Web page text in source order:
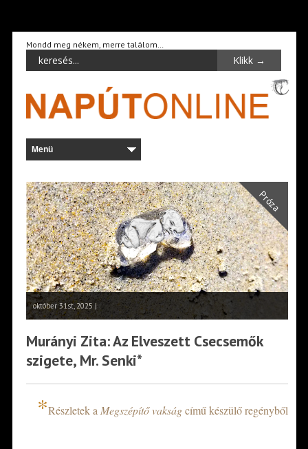
Mondd meg nékem, merre találom…
Próza
október 31st, 2025 |
Murányi Zita: Az Elveszett Csecsemők
szigete, Mr. Senki*
*Részletek a Megszépítő vakságcímű készülő regényből